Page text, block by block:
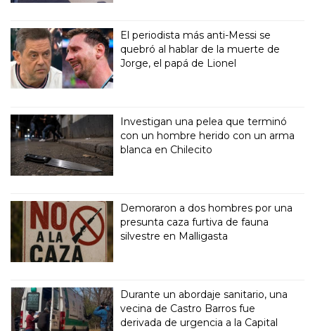
El periodista más anti-Messi se
quebró al hablar de la muerte de
Jorge, el papá de Lionel
Investigan una pelea que terminó
con un hombre herido con un arma
blanca en Chilecito
Demoraron a dos hombres por una
presunta caza furtiva de fauna
silvestre en Malligasta
Durante un abordaje sanitario, una
vecina de Castro Barros fue
derivada de urgencia a la Capital